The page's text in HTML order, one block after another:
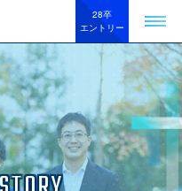
28卒
エントリー